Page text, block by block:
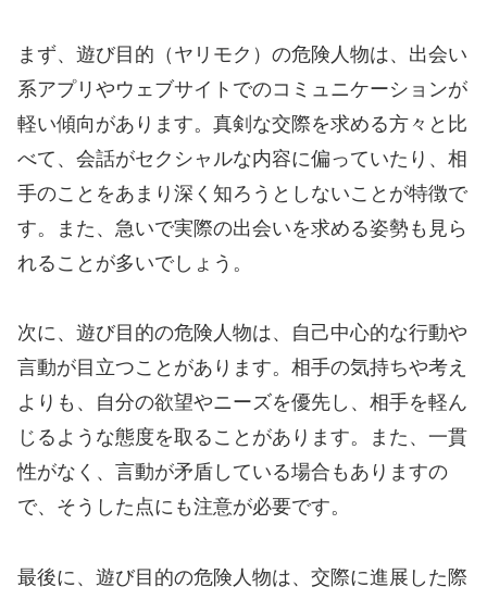
まず、遊び目的（ヤリモク）の危険人物は、出会い
系アプリやウェブサイトでのコミュニケーションが
軽い傾向があります。真剣な交際を求める方々と比
べて、会話がセクシャルな内容に偏っていたり、相
手のことをあまり深く知ろうとしないことが特徴で
す。また、急いで実際の出会いを求める姿勢も見ら
れることが多いでしょう。
次に、遊び目的の危険人物は、自己中心的な行動や
言動が目立つことがあります。相手の気持ちや考え
よりも、自分の欲望やニーズを優先し、相手を軽ん
じるような態度を取ることがあります。また、一貫
性がなく、言動が矛盾している場合もありますの
で、そうした点にも注意が必要です。
最後に、遊び目的の危険人物は、交際に進展した際